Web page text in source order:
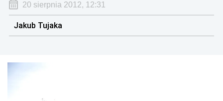
20 sierpnia 2012, 12:31
Jakub Tujaka